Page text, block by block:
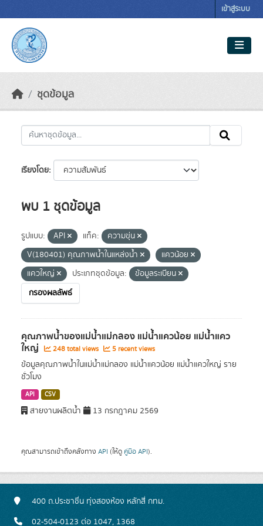
เข้าสู่ระบบ
ชุดข้อมูล
เรียงโดย
พบ 1 ชุดข้อมูล
รูปแบบ: API แท็ค:
ความขุ่น
V(180401) คุณภาพน้ำในแหล่งน้ำ
แควน้อย
แควใหญ่
ประเภทชุดข้อมูล:
ข้อมูลระเบียน
กรองผลลัพธ์
คุณภาพน้ำของแม่น้ำแม่กลอง แม่น้ำแควน้อย แม่น้ำแคว
ใหญ่ 248 total views 5 recent views
ข้อมูลคุณภาพน้ำในแม่น้ำแม่กลอง แม่น้ำแควน้อย แม่น้ำแควใหญ่ ราย
ชั่วโมง
API CSV
สายงานผลิตน้ำ 13 กรกฎาคม 2569
คุณสามารถเข้าถึงคลังทาง API (ให้ดู คู่มือ API).
400 ถ.ประชาชื่น ทุ่งสองห้อง หลักสี่ กทม.
02-504-0123 ต่อ 1047, 1368